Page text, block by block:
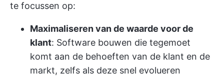
te focussen op:
Maximaliseren van de waarde voor de
klant: Software bouwen die tegemoet
komt aan de behoeften van de klant en de
markt, zelfs als deze snel evolueren